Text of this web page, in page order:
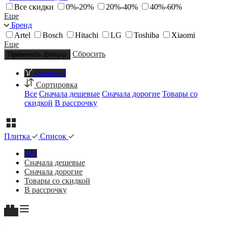
Все скидки
0%-20% 20%-40%
40%-60%
Еще
Бренд
Artel
Bosch Hitachi LG Toshiba
Xiaomi
Еще
Применить фильтр Сбросить
Фильтры
Сортировка
Все Сначала дешевые Сначала дорогие Товары со
скидкой В рассрочку
Плитка
Список
Все
Сначала дешевые
Сначала дорогие
Товары со скидкой
В рассрочку